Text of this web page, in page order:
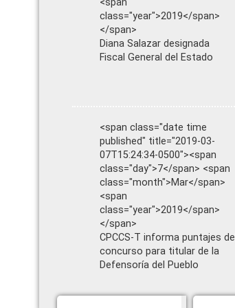
class="year">2019</span>
</span>
Diana Salazar designada
Fiscal General del Estado
<span class="date time
published" title="2019-03-
07T15:24:34-0500"><span
class="day">7</span> <span
class="month">Mar</span>
<span
class="year">2019</span>
</span>
CPCCS-T informa puntajes del
concurso para titular de la
Defensoría del Pueblo